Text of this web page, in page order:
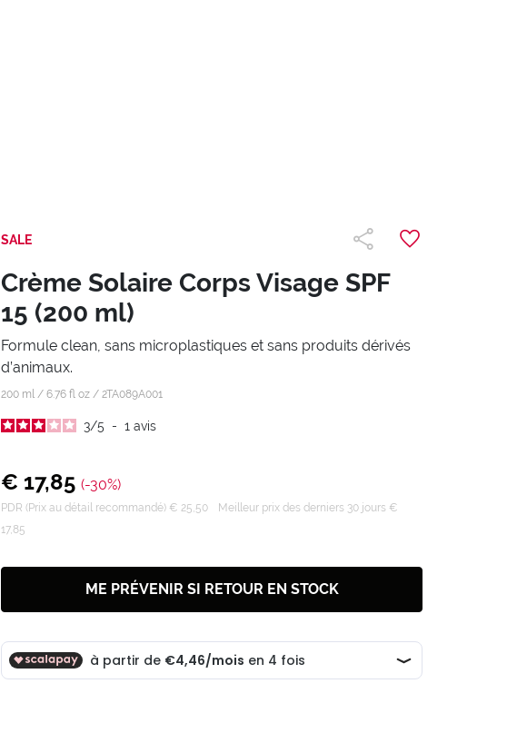
SALE
Crème Solaire Corps Visage SPF
15 (200 ml)
Formule clean, sans microplastiques et sans produits dérivés
d’animaux.
200 ml / 6.76 fl oz / 2TA089A001
3/5 - 1 avis
€ 17,85 (-30%)
PDR (Prix au détail recommandé) € 25,50
Meilleur prix des derniers 30 jours €
17,85
ME PRÉVENIR SI RETOUR EN STOCK